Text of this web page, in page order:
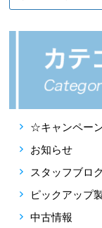
☆キャンペー
お知らせ
スタッフブロ
ピックアップ
中古情報